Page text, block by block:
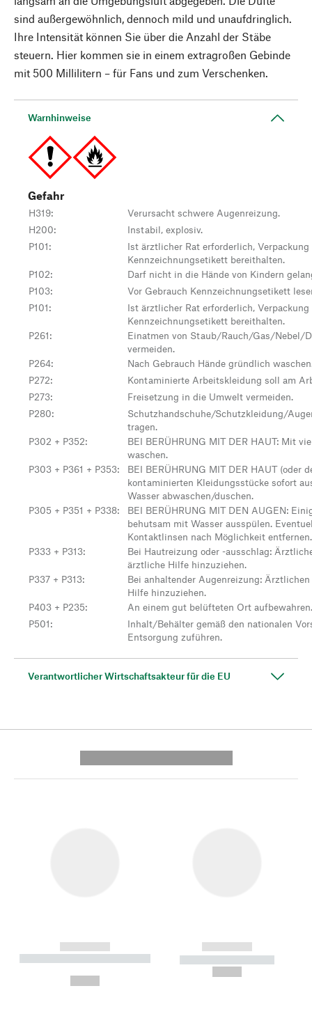
sind außergewöhnlich, dennoch mild und unaufdringlich.
Ihre Intensität können Sie über die Anzahl der Stäbe
steuern. Hier kommen sie in einem extragroßen Gebinde
mit 500 Millilitern – für Fans und zum Verschenken.
Warnhinweise
Gefahr
H319:
Verursacht schwere Augenreizung.
H200:
Instabil, explosiv.
P101:
Ist ärztlicher Rat erforderlich, Verpackung
Kennzeichnungsetikett bereithalten.
P102:
Darf nicht in die Hände von Kindern
P103:
Vor Gebrauch Kennzeichnungsetikett
P101:
Ist ärztlicher Rat erforderlich, Verpackung
Kennzeichnungsetikett bereithalten.
P261:
Einatmen von Staub/Rauch/Gas/Nebel/
vermeiden.
P264:
Nach Gebrauch Hände gründlich
P272:
Kontaminierte Arbeitskleidung soll am
P273:
Freisetzung in die Umwelt vermeiden.
P280:
Schutzhandschuhe/Schutzkleidung/
tragen.
P302 + P352:
BEI BERÜHRUNG MIT DER HAUT: Mit
waschen.
P303 + P361 + P353:
BEI BERÜHRUNG MIT DER HAUT (oder
kontaminierten Kleidungsstücke sofort
Wasser abwaschen/duschen.
P305 + P351 + P338:
BEI BERÜHRUNG MIT DEN AUGEN:
behutsam mit Wasser ausspülen.
Kontaktlinsen nach Möglichkeit
P333 + P313:
Bei Hautreizung oder -ausschlag:
ärztliche Hilfe hinzuziehen.
P337 + P313:
Bei anhaltender Augenreizung:
Hilfe hinzuziehen.
P403 + P235:
An einem gut belüfteten Ort
P501:
Inhalt/Behälter gemäß den nationalen
Entsorgung zuführen.
Verantwortlicher Wirtschaftsakteur für die EU
------------
----------- ----------- --------
------------
----------- -----------